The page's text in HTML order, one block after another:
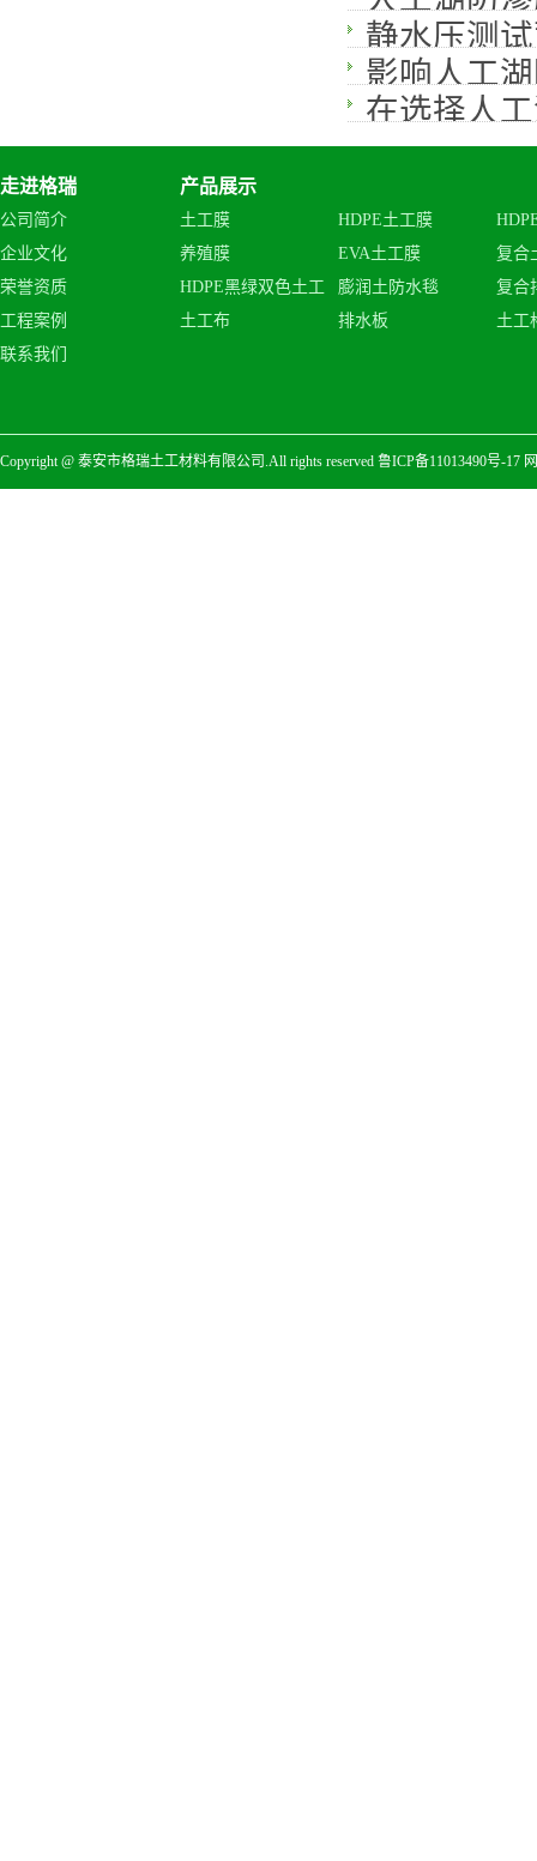
静水压测
影响人工
在选择人
走进格瑞
公司简介
企业文化
荣誉资质
工程案例
联系我们
产品展示
土工膜 HDPE土工膜
养殖膜
EVA土工膜
复合
HDPE黑绿双色土工
膜
膨润土防水毯
复合
土工布
排水板 土工
Copyright @ 泰安市格瑞土工材料有限公司.All rights reserved 鲁ICP备11013490号-17